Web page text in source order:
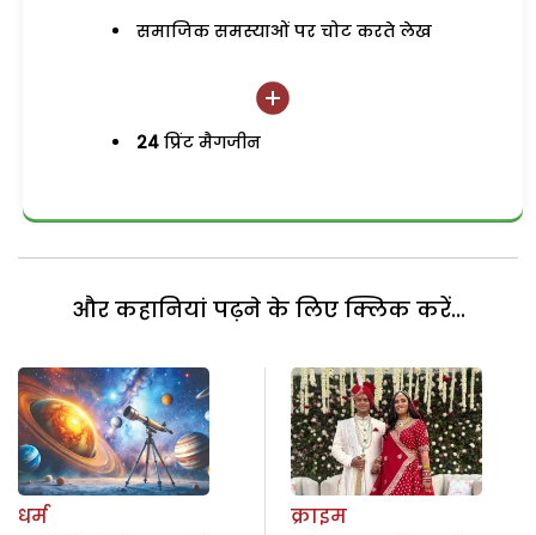
समाजिक समस्याओं पर चोट करते लेख
24 प्रिंट मैगजीन
और कहानियां पढ़ने के लिए क्लिक करें...
धर्म
क्राइम